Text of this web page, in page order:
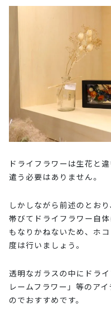
ドライフラワーは生花と
遣う必要はありません。
しかしながら前述のとお
帯びてドライフラワー自
もなりかねないため、ホ
度は行いましょう。
透明なガラスの中にドラ
レームフラワー」等のア
のでおすすめです。